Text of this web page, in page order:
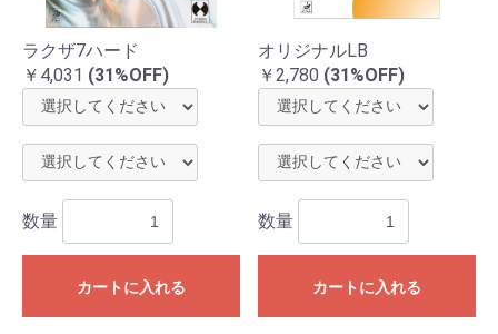
ラクザ7ハード
￥4,031 (31%OFF)
数量
カートに入れる
オリジナルLB
￥2,780 (31%OFF)
数量
カートに入れる